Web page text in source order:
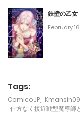
April 23, 2025
第83話
April 16, 2025
April 16, 2025
鉄壁の乙女
February
Tags:
ComicoJP Kmansin09
仕方なく接近戦型魔導師